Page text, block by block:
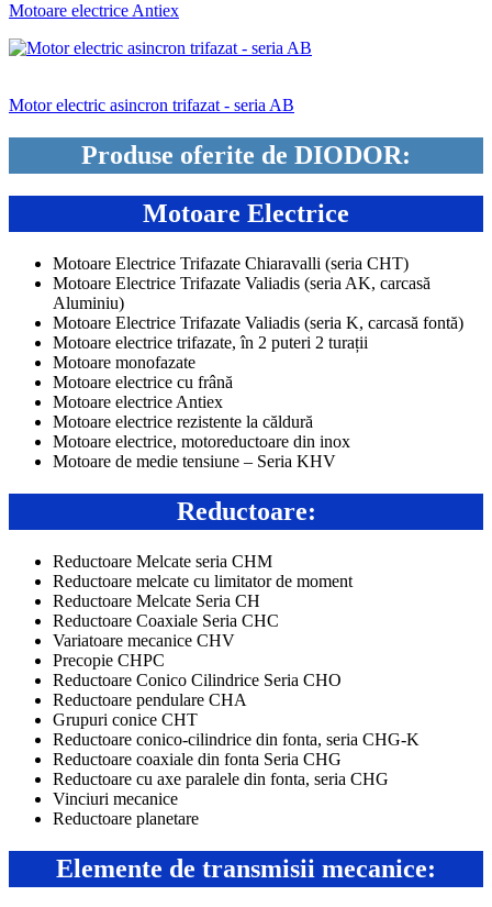
Motoare electrice Antiex
Motor electric asincron trifazat - seria AB
Produse oferite de DIODOR:
Motoare Electrice
Motoare Electrice Trifazate Chiaravalli (seria CHT)
Motoare Electrice Trifazate Valiadis (seria AK, carcasă
Aluminiu)
Motoare Electrice Trifazate Valiadis (seria K, carcasă fontă)
Motoare electrice trifazate, în 2 puteri 2 turații
Motoare monofazate
Motoare electrice cu frână
Motoare electrice Antiex
Motoare electrice rezistente la căldură
Motoare electrice, motoreductoare din inox
Motoare de medie tensiune – Seria KHV
Reductoare:
Reductoare Melcate seria CHM
Reductoare melcate cu limitator de moment
Reductoare Melcate Seria CH
Reductoare Coaxiale Seria CHC
Variatoare mecanice CHV
Precopie CHPC
Reductoare Conico Cilindrice Seria CHO
Reductoare pendulare CHA
Grupuri conice CHT
Reductoare conico-cilindrice din fonta, seria CHG-K
Reductoare coaxiale din fonta Seria CHG
Reductoare cu axe paralele din fonta, seria CHG
Vinciuri mecanice
Reductoare planetare
Elemente de transmisii mecanice: